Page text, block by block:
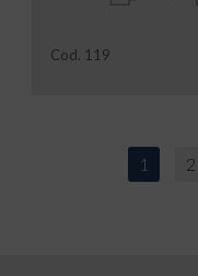
Cod. 119
1 2